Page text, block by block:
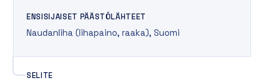
ENSISIJAISET PÄÄSTÖLÄHTEET
Naudanliha (lihapaino, raaka), Suomi
SELITE